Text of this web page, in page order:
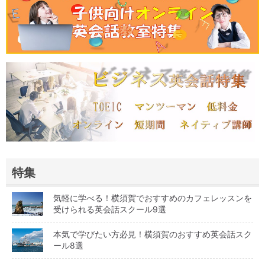
特集
気軽に学べる！横須賀でおすすめのカフェレッスンを
受けられる英会話スクール9選
本気で学びたい方必見！横須賀のおすすめ英会話スク
ール8選